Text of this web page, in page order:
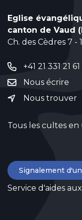
Eglise
canton de Vaud
Ch. des Cèdres 7 -
+41 21 331 21 61
Nous écrire
Nous trouver
Tous les cultes en
Signalement
Service d'aides